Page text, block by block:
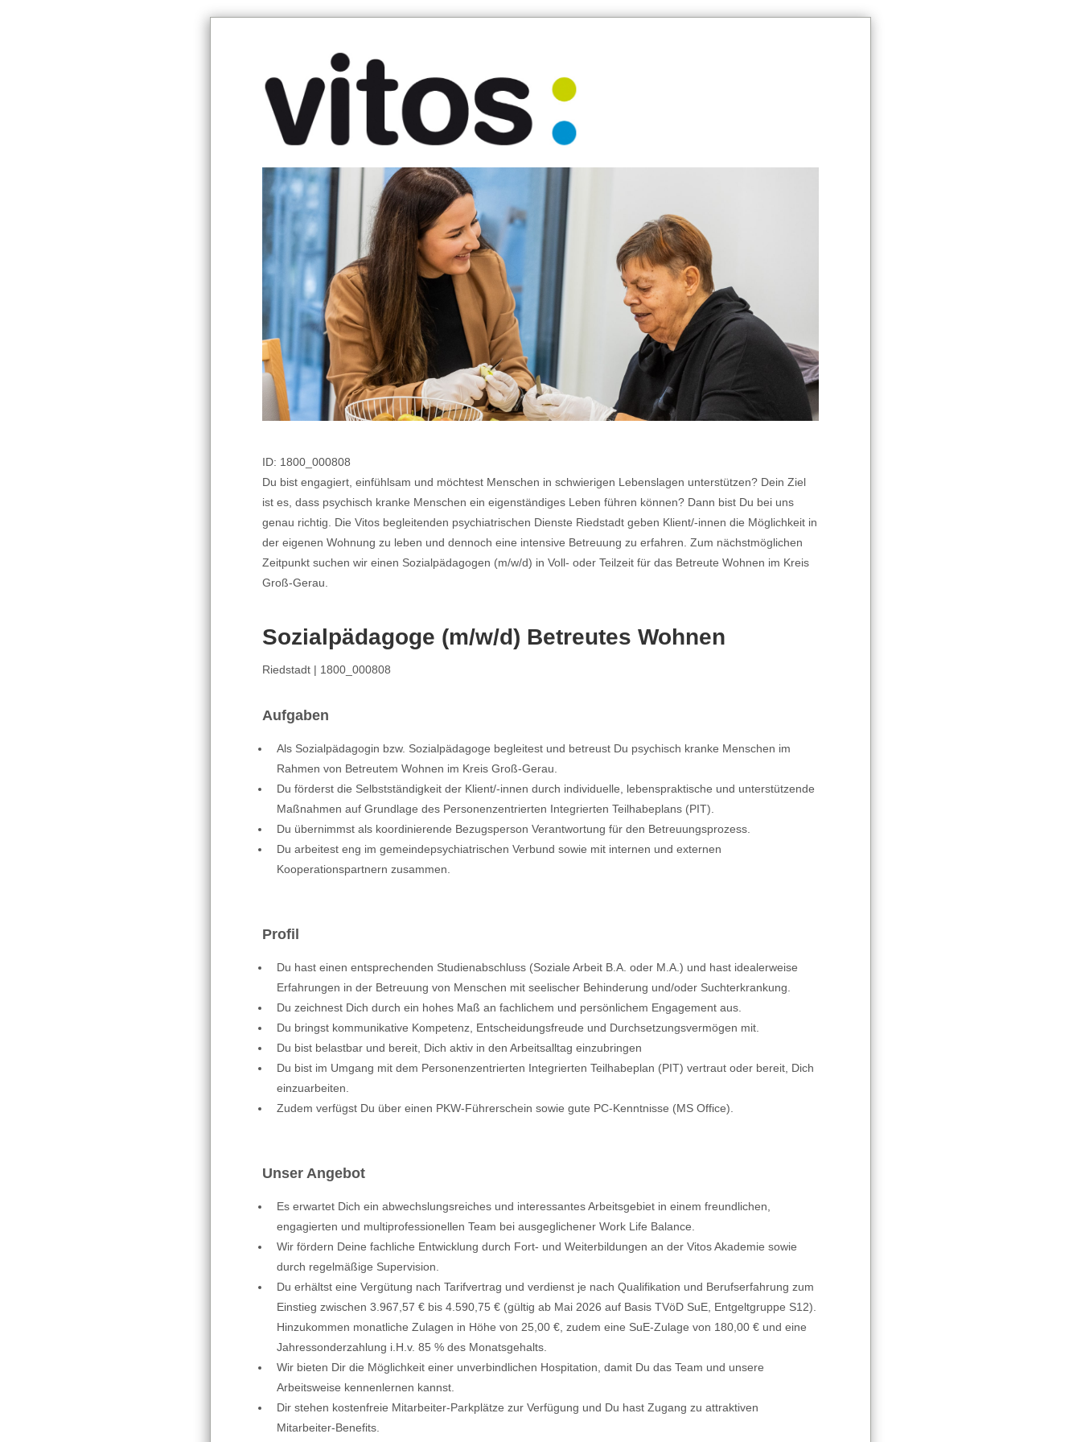
ID: 1800_000808
Du bist engagiert, einfühlsam und möchtest Menschen in schwierigen Lebenslagen unterstützen? Dein Ziel
ist es, dass psychisch kranke Menschen ein eigenständiges Leben führen können? Dann bist Du bei uns
genau richtig. Die Vitos begleitenden psychiatrischen Dienste Riedstadt geben Klient/-innen die Möglichkeit in
der eigenen Wohnung zu leben und dennoch eine intensive Betreuung zu erfahren. Zum nächstmöglichen
Zeitpunkt suchen wir einen Sozialpädagogen (m/w/d) in Voll- oder Teilzeit für das Betreute Wohnen im Kreis
Groß-Gerau.
Sozialpädagoge (m/w/d) Betreutes Wohnen
Riedstadt | 1800_000808
Aufgaben
Als Sozialpädagogin bzw. Sozialpädagoge begleitest und betreust Du psychisch kranke Menschen im
Rahmen von Betreutem Wohnen im Kreis Groß-Gerau.
Du förderst die Selbstständigkeit der Klient/-innen durch individuelle, lebenspraktische und unterstützende
Maßnahmen auf Grundlage des Personenzentrierten Integrierten Teilhabeplans (PIT).
Du übernimmst als koordinierende Bezugsperson Verantwortung für den Betreuungsprozess.
Du arbeitest eng im gemeindepsychiatrischen Verbund sowie mit internen und externen
Kooperationspartnern zusammen.
Profil
Du hast einen entsprechenden Studienabschluss (Soziale Arbeit B.A. oder M.A.) und hast idealerweise
Erfahrungen in der Betreuung von Menschen mit seelischer Behinderung und/oder Suchterkrankung.
Du zeichnest Dich durch ein hohes Maß an fachlichem und persönlichem Engagement aus.
Du bringst kommunikative Kompetenz, Entscheidungsfreude und Durchsetzungsvermögen mit.
Du bist belastbar und bereit, Dich aktiv in den Arbeitsalltag einzubringen
Du bist im Umgang mit dem Personenzentrierten Integrierten Teilhabeplan (PIT) vertraut oder bereit, Dich
einzuarbeiten.
Zudem verfügst Du über einen PKW-Führerschein sowie gute PC-Kenntnisse (MS Office).
Unser Angebot
Es erwartet Dich ein abwechslungsreiches und interessantes Arbeitsgebiet in einem freundlichen,
engagierten und multiprofessionellen Team bei ausgeglichener Work Life Balance.
Wir fördern Deine fachliche Entwicklung durch Fort- und Weiterbildungen an der Vitos Akademie sowie
durch regelmäßige Supervision.
Du erhältst eine Vergütung nach Tarifvertrag und verdienst je nach Qualifikation und Berufserfahrung zum
Einstieg zwischen 3.967,57 € bis 4.590,75 € (gültig ab Mai 2026 auf Basis TVöD SuE, Entgeltgruppe S12).
Hinzukommen monatliche Zulagen in Höhe von 25,00 €, zudem eine SuE-Zulage von 180,00 € und eine
Jahressonderzahlung i.H.v. 85 % des Monatsgehalts.
Wir bieten Dir die Möglichkeit einer unverbindlichen Hospitation, damit Du das Team und unsere
Arbeitsweise kennenlernen kannst.
Dir stehen kostenfreie Mitarbeiter-Parkplätze zur Verfügung und Du hast Zugang zu attraktiven
Mitarbeiter-Benefits.